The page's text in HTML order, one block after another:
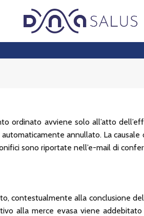
ordinato avviene solo all’atto
annullato. La
sono riportate nell’e-mail di
contestualmente alla conclusione
alla merce evasa viene